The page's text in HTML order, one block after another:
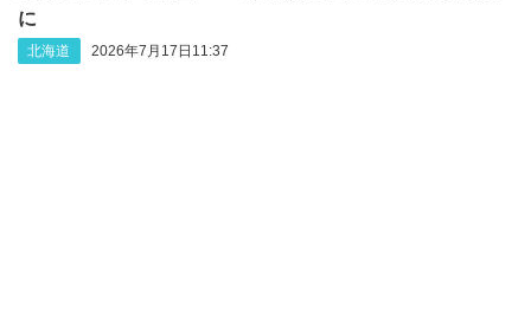
に
北海道 2026年7月17日11:37